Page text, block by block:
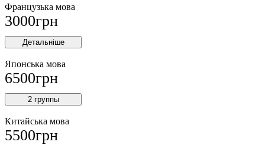
Французька мова
3000грн
Детальніше
Японська мова
6500грн
2 группы
Китайська мова
5500грн